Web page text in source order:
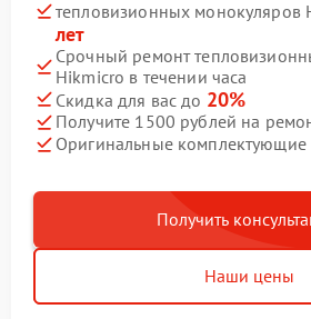
тепловизионных монокуляров
лет
Срочный ремонт
Hikmicro в течении часа
Скидка для вас до 20%
Получите 1500 рублей на
Оригинальные комплектующие
Получить
Наши цены